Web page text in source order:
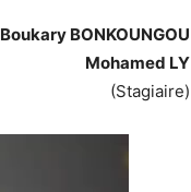
Boukary BONKOUNGOU
Mohamed LY
(Stagiaire)